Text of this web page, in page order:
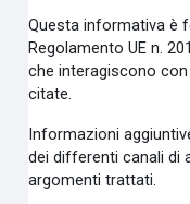
Questa informativa è
Regolamento UE n.
che interagiscono
citate.
Informazioni
dei differenti canali di
argomenti trattati.